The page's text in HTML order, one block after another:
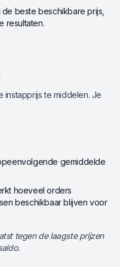
beste beschikbare prijs,
resultaten.
instapprijs te middelen. Je
gemiddelde
hoeveel orders
beschikbaar blijven voor
tegen de laagste prijzen